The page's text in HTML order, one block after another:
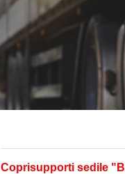
Coprisupporti sedile